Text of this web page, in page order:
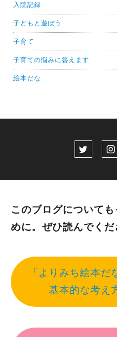
入院記録
子どもと遊ぼう
子育て
子育ての悩みに答えます
絵本だな
このブログについて
めに。ぜひ読んでくだ
「よりみち絵本だ
基本的な考え